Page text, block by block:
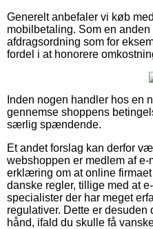
Generelt anbefaler vi køb
mobilbetaling. Som en
afdragsordning som for
fordel i at honorere
Inden nogen handler hos en
gennemse shoppens
særlig spændende.
Et andet forslag kan derfor
webshoppen er medlem af
erklæring om at online
danske regler, tillige med at
specialister der har meget
regulativer. Dette er
hånd, ifald du skulle få